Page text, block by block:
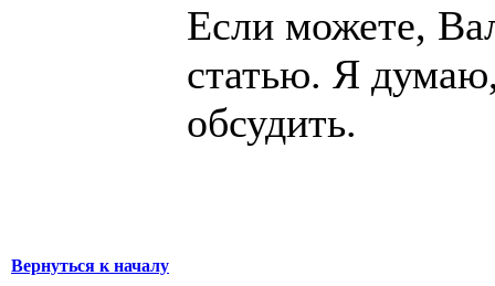
Если можете,
статью. Я
обсудить.
Вернуться к началу